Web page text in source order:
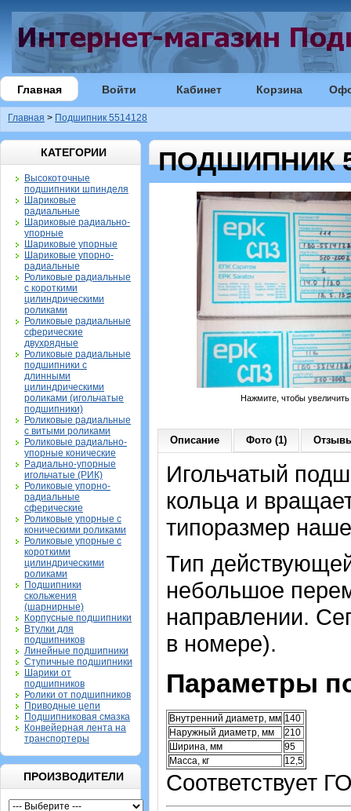
Главная Войти Кабинет Корзина
Главная > Подшипник 5514128
КАТЕГОРИИ
Высокоточные
подшипники шпинделя
Шариковые
радиальные
Шариковые радиально-
упорные
Шариковые упорные
Шариковые упорно-
радиальные
Роликовые радиальные
с короткими
цилиндрическими
роликами
Роликовые радиальные
сферические
двухрядные
Роликовые радиальные
подшипники с
длинными
цилиндрическими
роликами (игольчатые
подшипники)
Роликовые радиальные
с витыми роликами
Роликовые радиально-
упорные конические
Радиально-упорные
игольчатые (РИК)
Роликовые упорно-
радиальные
сферические
Роликовые упорные с
коническими роликами
Роликовые упорные с
короткими
цилиндрическими
роликами
Подшипники
скольжения
(шарнирные)
Корпусные подшипники
Втулки для
подшипников
Линейные подшипники
Ступичные подшипники
Шарики от
подшипников
Ролики от подшипников
Приводные цепи
Подшипниковая смазка
Конвейерная лента на
транспортеры
ПРОИЗВОДИТЕЛИ
ПОДШИПНИК
Нажмите, чтобы увеличить
Описание Фото (1)
Игольчатый
кольца и
типоразмер
Тип
небольшое
направлении.
в номере).
Параметры
Внутренний диаметр, мм 140
Наружный диаметр, мм
210
Ширина, мм
95
Масса, кг
12,5
Соответствует